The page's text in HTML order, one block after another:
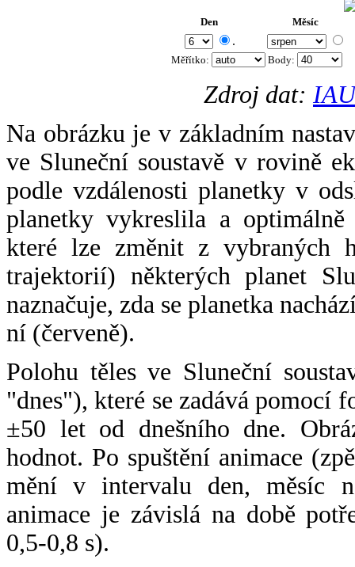
Den Měsíc
.
Měřítko: Body:
Zdroj dat:
Na obrázku je v základním
ve Sluneční soustavě v rovině
podle vzdálenosti planetky v
planetky vykreslila a
které lze změnit z vybraných
trajektorií) některých planet
naznačuje, zda se planetka
ní (červeně).
Polohu těles ve Sluneční
"dnes"), které se zadává pomocí
±50 let od dnešního dne.
hodnot. Po spuštění animace
mění v intervalu den, měsíc
animace je závislá na době
0,5-0,8 s).